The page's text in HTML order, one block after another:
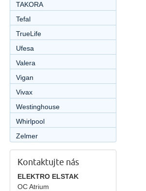
TAKORA
Tefal
TrueLife
Ufesa
Valera
Vigan
Vivax
Westinghouse
Whirlpool
Zelmer
Kontaktujte nás
ELEKTRO ELSTAK
OC Atrium